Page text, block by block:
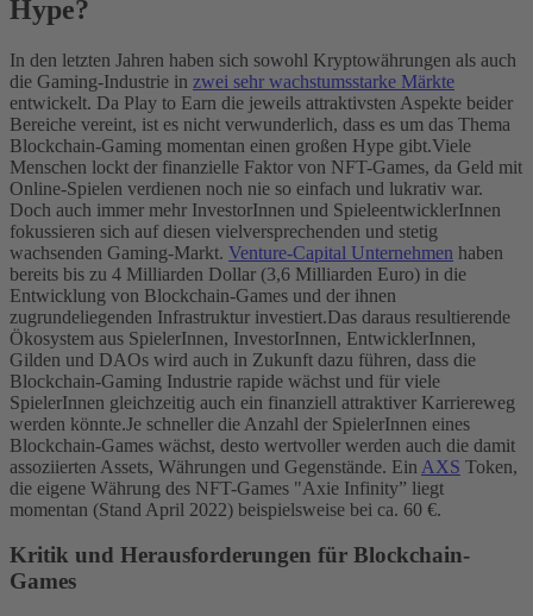
Hype?
In den letzten Jahren haben sich sowohl Kryptowährungen als auch
die Gaming-Industrie in zwei sehr wachstumsstarke Märkte
entwickelt. Da Play to Earn die jeweils attraktivsten Aspekte beider
Bereiche vereint, ist es nicht verwunderlich, dass es um das Thema
Blockchain-Gaming momentan einen großen Hype gibt.Viele
Menschen lockt der finanzielle Faktor von NFT-Games, da Geld mit
Online-Spielen verdienen noch nie so einfach und lukrativ war.
Doch auch immer mehr InvestorInnen und SpieleentwicklerInnen
fokussieren sich auf diesen vielversprechenden und stetig
wachsenden Gaming-Markt. Venture-Capital Unternehmen haben
bereits bis zu 4 Milliarden Dollar (3,6 Milliarden Euro) in die
Entwicklung von Blockchain-Games und der ihnen
zugrundeliegenden Infrastruktur investiert.Das daraus resultierende
Ökosystem aus SpielerInnen, InvestorInnen, EntwicklerInnen,
Gilden und DAOs wird auch in Zukunft dazu führen, dass die
Blockchain-Gaming Industrie rapide wächst und für viele
SpielerInnen gleichzeitig auch ein finanziell attraktiver Karriereweg
werden könnte.Je schneller die Anzahl der SpielerInnen eines
Blockchain-Games wächst, desto wertvoller werden auch die damit
assoziierten Assets, Währungen und Gegenstände. Ein AXS Token,
die eigene Währung des NFT-Games "Axie Infinity” liegt
momentan (Stand April 2022) beispielsweise bei ca. 60 €.
Kritik und Herausforderungen für Blockchain-
Games